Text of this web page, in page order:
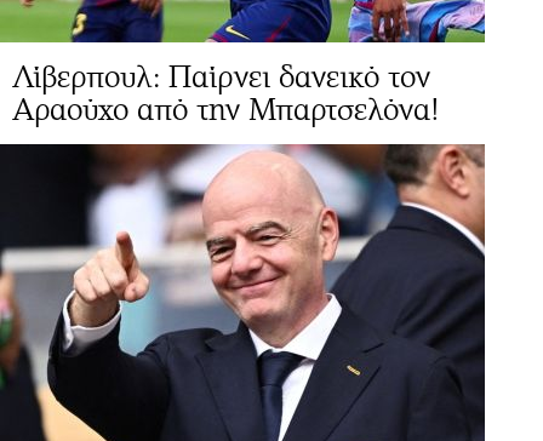
Λίβερπουλ: Παίρνει δανεικό τον
Αραούχο από την Μπαρτσελόνα!